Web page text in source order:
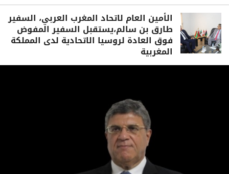
الأمين العام لاتحاد المغرب العربي، السفير
طارق بن سالم،يستقبل السفير المفوض
فوق العادة لروسيا الاتحادية لدى المملكة
المغربية